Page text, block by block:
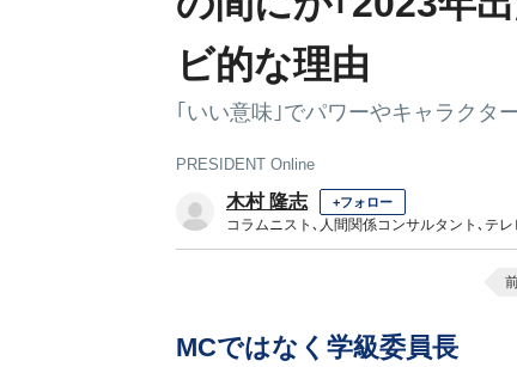
ビ的な理由
｢いい意味｣でパワーやキャラクタ
PRESIDENT Online
木村 隆志 +フォロー
コラムニスト､人間関係コンサルタント､テ
MCではなく学級委員長